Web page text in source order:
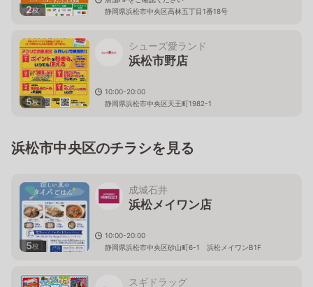
2枚
静岡県浜松市中央区高林五丁目1番18号
5枚
シューズ愛ランド
浜松市野店
10:00-20:00
静岡県浜松市中央区天王町1982-1
浜松市中央区のチラシを見る
5枚
成城石井
浜松メイワン店
10:00-20:00
静岡県浜松市中央区砂山町6-1 浜松メイワンB1F
スギドラッグ